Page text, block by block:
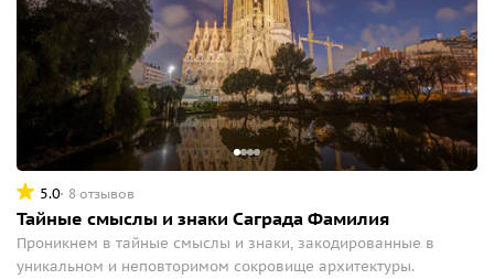
5.0 8 отзывов
Тайные смыслы и знаки Саграда Фамилия
Проникнем в тайные смыслы и знаки, закодированные в
уникальном и неповторимом сокровище архитектуры.